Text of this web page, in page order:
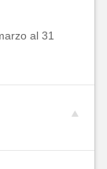
al 31